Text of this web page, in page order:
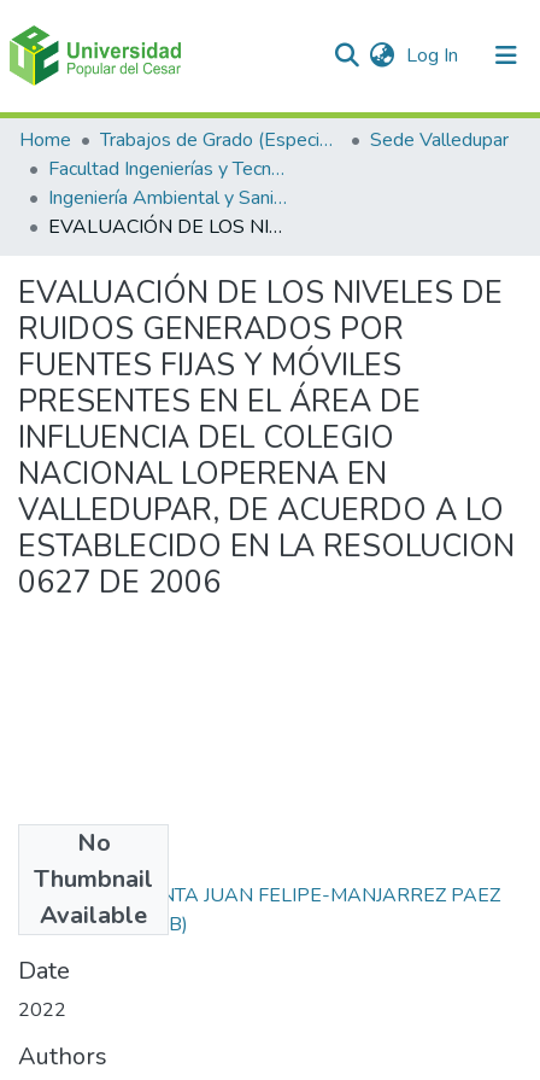
Log In (current)
Communities & Collections
All of DSpace
Statistics
Home Trabajos de Grado (Especializaciones y Pregrados)
Sede Valledupar
Facultad Ingenierías y Tecnologías
Ingeniería Ambiental y Sanitaria.
EVALUACIÓN DE LOS NIVELES DE RUIDOS GENERADOS POR FUENTES FIJAS Y MÓVILES PRESENTES EN EL ÁREA DE INFLUENCIA DEL COLEGIO NACIONAL LOPERENA EN VALLEDUPAR, DE ACUERDO A LO ESTABLECIDO EN LA RESOLUCION 0627 DE 2006
EVALUACIÓN DE LOS NIVELES DE
RUIDOS GENERADOS POR
FUENTES FIJAS Y MÓVILES
PRESENTES EN EL ÁREA DE
INFLUENCIA DEL COLEGIO
NACIONAL LOPERENA EN
VALLEDUPAR, DE ACUERDO A LO
ESTABLECIDO EN LA RESOLUCION
0627 DE 2006
No
Thumbnail
Available
GARIZAO PIMIENTA JUAN FELIPE-MANJARREZ PAEZ
IRINA.pdf(3.74 MB)
Date
2022
Authors